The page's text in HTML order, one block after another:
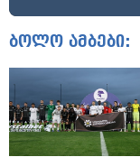
ბოლო ამბები: